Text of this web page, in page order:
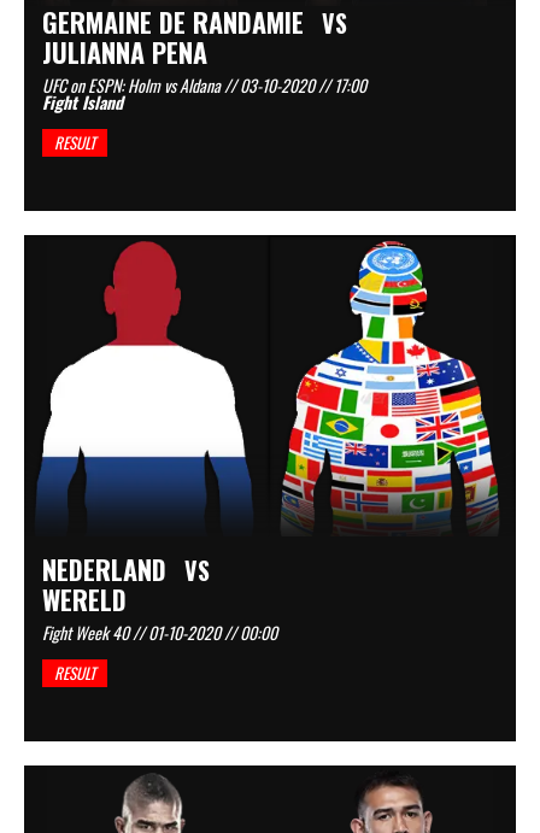
GERMAINE DE RANDAMIE VS
JULIANNA PENA
UFC on ESPN: Holm vs Aldana // 03-10-2020 // 17:00
Fight Island
RESULT
NEDERLAND VS
WERELD
Fight Week 40 // 01-10-2020 // 00:00
RESULT